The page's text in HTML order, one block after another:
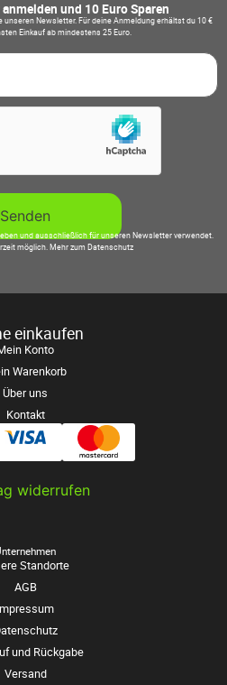
und 10 Euro Sparen
Newsletter. Für deine Anmeldung erhältst du 10 €
Einkauf ab mindestens 25 Euro.
und ausschließlich für unseren Newsletter verwendet.
möglich.Mehr zum Datenschutz
einkaufen
Konto
Warenkorb
Über uns
Kontakt
widerrufen
Standorte
AGB
und Rückgabe
Versand